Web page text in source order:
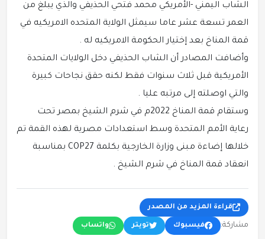
الشاب اليمني -الأمريكي محمد فتحي الحذيفي والذي يبلغ من
العمر تسعة عشر عاما سيمثل الولاية المتحده الامريكيه في
قمة المناخ بعد إختيار الحكومة الامريكيه له .
وأضافت المصادر أن الشاب الحذيفي دخل الولايات المتحدة
الأمريكية قبل ثلاث سنوات فقط لكنه حقق نجاحات كبيرة
والتي اوصلته إلى مرتبه عليا .
وستقام قمة المناخ 2022م في شرم الشيخ بمصر تحت
رعاية الأمم المتحدة وسط استعدادات مصرية لهذه القمة تم
خلالها إضاءة مبنى وزارة الخارجية بكلمة COP27 بمناسبة
انعقاد قمة المناخ في شرم الشيخ .
قراءة المزيد من المصدر
مشاركة: فيسبوك تويتر واتساب